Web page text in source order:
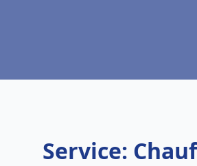
Service: